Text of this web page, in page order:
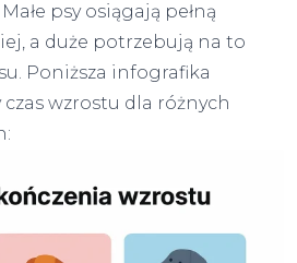
psy osiągają pełną
a duże potrzebują na to
Poniższa infografika
wzrostu dla różnych